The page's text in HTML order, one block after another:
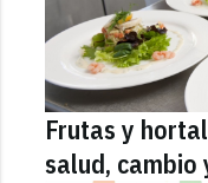
Frutas y
salud,